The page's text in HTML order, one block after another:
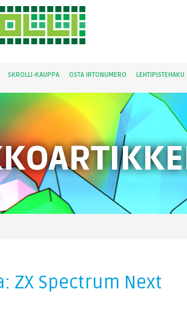
SKROLLI-KAUPPA OSTA IRTONUMERO LEHTIPISTEHAKU
ZX Spectrum Next